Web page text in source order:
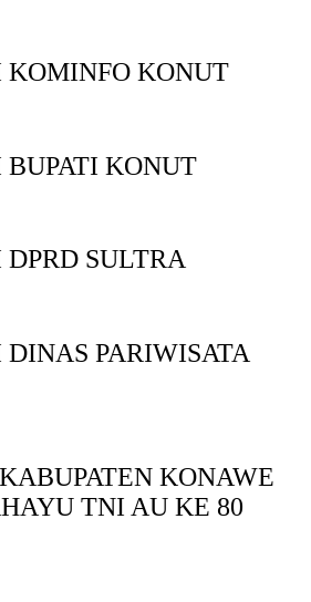
KONUT
KONUT
SULTRA
PARIWISATA
KONAWE
TNI AU KE 80